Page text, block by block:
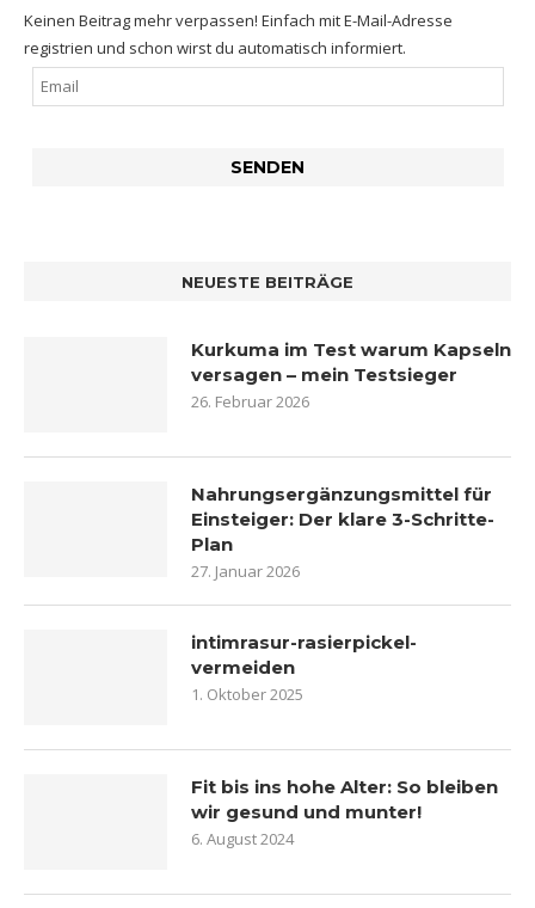
Keinen Beitrag mehr verpassen! Einfach mit E-Mail-Adresse
registrien und schon wirst du automatisch informiert.
NEUESTE BEITRÄGE
Kurkuma im Test warum Kapseln
versagen – mein Testsieger
26. Februar 2026
Nahrungsergänzungsmittel für
Einsteiger: Der klare 3-Schritte-
Plan
27. Januar 2026
intimrasur-rasierpickel-
vermeiden
1. Oktober 2025
Fit bis ins hohe Alter: So bleiben
wir gesund und munter!
6. August 2024